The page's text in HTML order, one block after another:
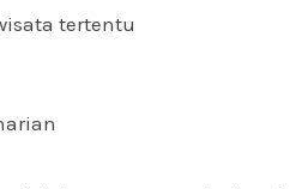
tertentu